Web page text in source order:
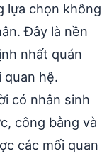
lựa chọn không
Đây là nền
nhất quán
quan hệ.
có nhân sinh
công bằng và
các mối quan